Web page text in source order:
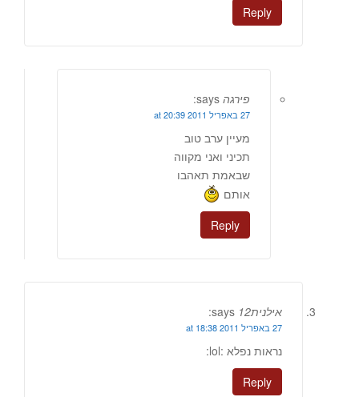
Reply
פירגה says:
27 באפריל 2011 at 20:39
מעיין ערב טוב
תכיני ואני מקווה
שבאמת תאהבו
אותם
Reply
אילנית12 says:
27 באפריל 2011 at 18:38
נראות נפלא :lol:
Reply